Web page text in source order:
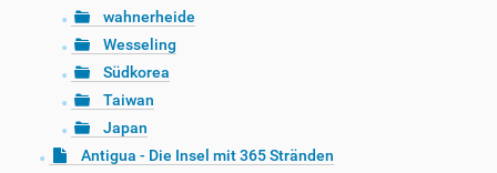
wahnerheide
Wesseling
Südkorea
Taiwan
Japan
Antigua - Die Insel mit 365 Stränden